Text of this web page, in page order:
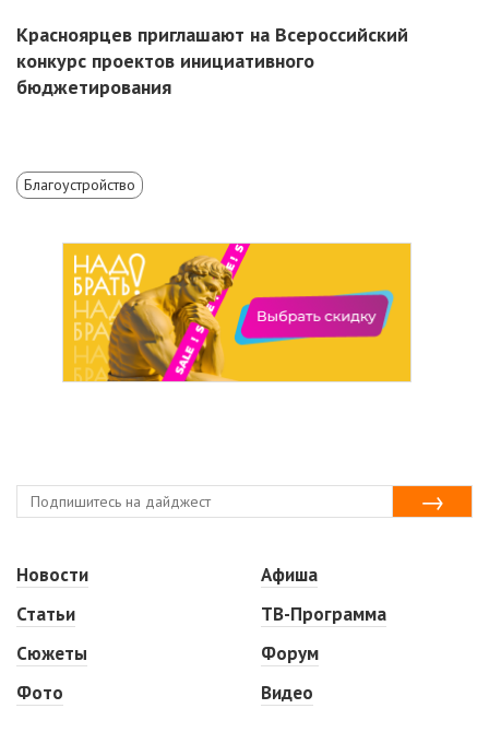
Красноярцев приглашают на Всероссийский
конкурс проектов инициативного
бюджетирования
Благоустройство
Новости
Статьи
Сюжеты
Фото
Афиша
ТВ-Программа
Форум
Видео